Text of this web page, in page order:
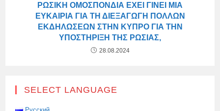
ΡΩΣΙΚΉ ΟΜΟΣΠΟΝΔΊΑ ΈΧΕΙ ΓΊΝΕΙ ΜΙΑ
ΕΥΚΑΙΡΊΑ ΓΙΑ ΤΗ ΔΙΕΞΑΓΩΓΉ ΠΟΛΛΏΝ
ΕΚΔΗΛΏΣΕΩΝ ΣΤΗΝ ΚΎΠΡΟ ΓΙΑ ΤΗΝ
ΥΠΟΣΤΉΡΙΞΗ ΤΗΣ ΡΩΣΊΑΣ,
28.08.2024
SELECT LANGUAGE